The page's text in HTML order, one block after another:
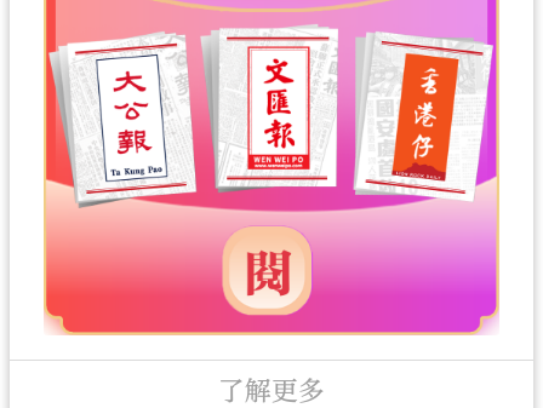
了解更多